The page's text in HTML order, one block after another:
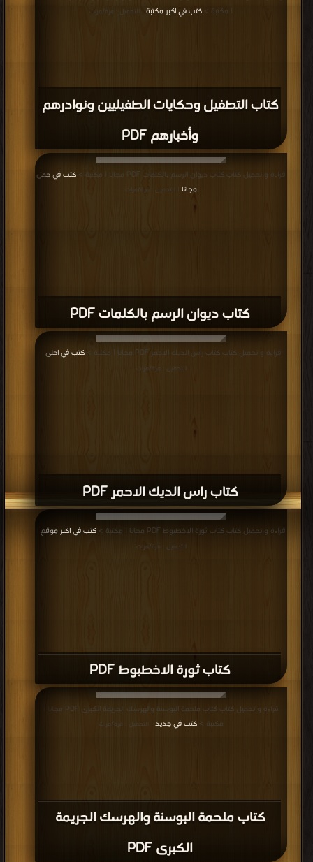
كتاب التطفيل وحكايات الطفيليين ونوادرهم
وأخبارهم PDF
| مكتبة > كتب في اكبر مكتبة | التحميل : مرة/مرات
كتاب ديوان الرسم بالكلمات PDF
قراءة و تحميل كتاب كتاب ديوان الرسم بالكلمات PDF مجانا | مكتبة >
كتب في حمل
مجانا | التحميل : مرة/مرات
كتاب راس الديك الاحمر PDF
قراءة و تحميل كتاب كتاب راس الديك الاحمر PDF مجانا | مكتبة > كتب في احلى
التحميل : مرة/مرات
كتاب ثورة الاخطبوط PDF
قراءة و تحميل كتاب كتاب ثورة الاخطبوط PDF مجانا | مكتبة > كتب في اكبر موقع
التحميل : مرة/مرات
كتاب ملحمة البوسنة والهرسك الجريمة
الكبرى PDF
قراءة و تحميل كتاب كتاب ملحمة البوسنة والهرسك الجريمة الكبرى PDF مجانا |
مكتبة > كتب في جديد | التحميل : مرة/مرات